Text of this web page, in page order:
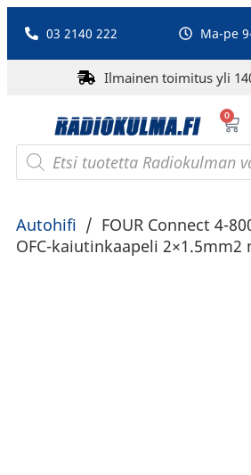
03 2140 222 Ma-pe
Ilmainen toimitus yli
0
Autohifi / FOUR Connect 4-
OFC-kaiutinkaapeli 2×1.5mm2